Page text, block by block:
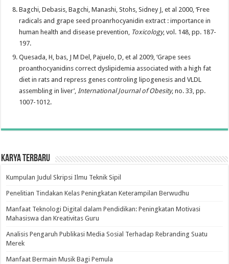
Bagchi, Debasis, Bagchi, Manashi, Stohs, Sidney J, et al 2000, ‘Free
radicals and grape seed proanrhocyanidin extract : importance in
human health and disease prevention, Toxicology, vol. 148, pp. 187-
197.
Quesada, H, bas, J M Del, Pajuelo, D, et al 2009, ‘Grape sees
proanthocyanidins correct dyslipidemia associated with a high fat
diet in rats and repress genes controling lipogenesis and VLDL
assembling in liver’, International Journal of Obesity, no. 33, pp.
1007-1012.
Karya Terbaru
Kumpulan Judul Skripsi Ilmu Teknik Sipil
Penelitian Tindakan Kelas Peningkatan Keterampilan Berwudhu
Manfaat Teknologi Digital dalam Pendidikan: Peningkatan Motivasi
Mahasiswa dan Kreativitas Guru
Analisis Pengaruh Publikasi Media Sosial Terhadap Rebranding Suatu
Merek
Manfaat Bermain Musik Bagi Pemula